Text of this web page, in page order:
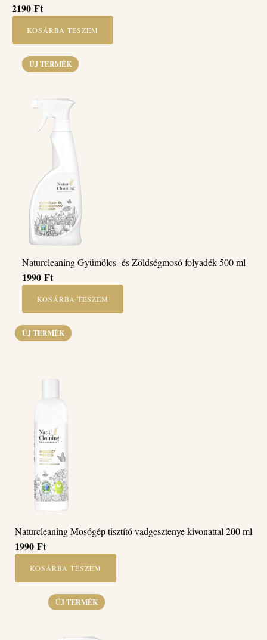
2190 Ft
KOSÁRBA TESZEM
ÚJ TERMÉK
Naturcleaning Gyümölcs- és Zöldségmosó folyadék 500 ml
1990 Ft
KOSÁRBA TESZEM
ÚJ TERMÉK
Naturcleaning Mosógép tisztító vadgesztenye kivonattal 200 ml
1990 Ft
KOSÁRBA TESZEM
ÚJ TERMÉK